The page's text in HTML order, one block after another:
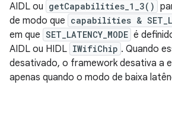
AIDL ou getCapabilities_1_3()
de modo que capabilities &
em que SET_LATENCY_MODE é
AIDL ou HIDL IWifiChip . Quando
desativado, o framework desativa a
apenas quando o modo de baixa